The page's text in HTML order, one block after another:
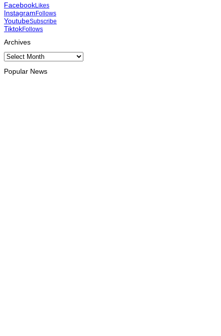
FacebookLikes
InstagramFollows
YoutubeSubscribe
TiktokFollows
Archives
Archives
Popular News